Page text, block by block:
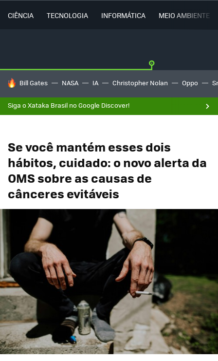
CIÊNCIA TECNOLOGIA INFORMÁTICA MEIO AMBIENTE
TENDÊNCIAS DO DIA
Bill Gates NASA IA Christopher Nolan Oppo
Siga o Xataka Brasil no Google Discover!
Se você mantém esses dois
hábitos, cuidado: o novo alerta da
OMS sobre as causas de
cânceres evitáveis